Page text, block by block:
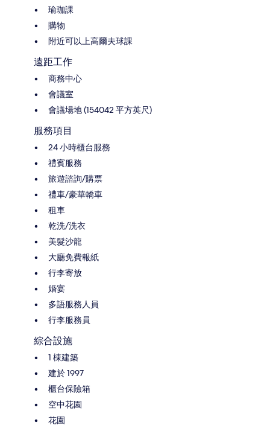
瑜珈課
購物
附近可以上高爾夫球課
遠距工作
商務中心
會議室
會議場地 (154042 平方英尺)
服務項目
24 小時櫃台服務
禮賓服務
旅遊諮詢/購票
禮車/豪華轎車
租車
乾洗/洗衣
美髮沙龍
大廳免費報紙
行李寄放
婚宴
多語服務人員
行李服務員
綜合設施
1 棟建築
建於 1997
櫃台保險箱
空中花園
花園